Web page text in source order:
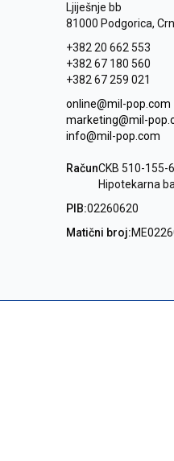
Ljiješnje bb
81000 Podgorica,
+382 20 662 553
+382 67 180 560
+382 67 259 021
online@mil-pop.com
marketing@mil-
info@mil-pop.com
RačunCKB 510-155-
Hipotekarna
PIB:02260620
Matični broj: